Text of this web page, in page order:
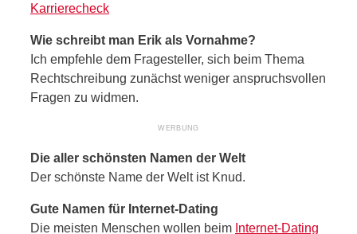
Karrierecheck
Wie schreibt man Erik als Vornahme?
Ich empfehle dem Fragesteller, sich beim Thema
Rechtschreibung zunächst weniger anspruchsvollen
Fragen zu widmen.
Die aller schönsten Namen der Welt
Der schönste Name der Welt ist Knud.
Gute Namen für Internet-Dating
Die meisten Menschen wollen beim Internet-Dating